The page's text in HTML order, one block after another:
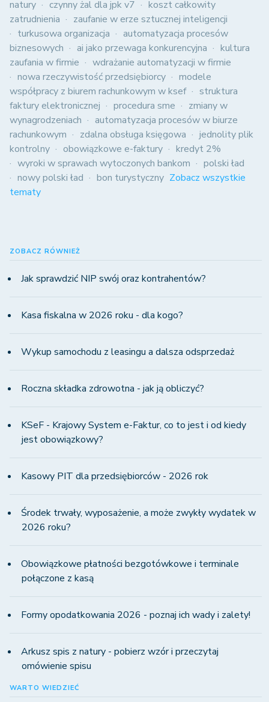
natury
czynny żal dla jpk v7
koszt całkowity
zatrudnienia
zaufanie w erze sztucznej inteligencji
turkusowa organizacja
automatyzacja procesów
biznesowych
ai jako przewaga konkurencyjna
kultura
zaufania w firmie
wdrażanie automatyzacji w firmie
nowa rzeczywistość przedsiębiorcy
modele
współpracy z biurem rachunkowym w ksef
struktura
faktury elektronicznej
procedura sme
zmiany w
wynagrodzeniach
automatyzacja procesów w biurze
rachunkowym
zdalna obsługa księgowa
jednolity plik
kontrolny
obowiązkowe e-faktury
kredyt 2%
wyroki w sprawach wytoczonych bankom
polski ład
nowy polski ład
bon turystyczny Zobacz wszystkie
tematy
ZOBACZ RÓWNIEŻ
Jak sprawdzić NIP swój oraz kontrahentów?
Kasa fiskalna w 2026 roku - dla kogo?
Wykup samochodu z leasingu a dalsza odsprzedaż
Roczna składka zdrowotna - jak ją obliczyć?
KSeF - Krajowy System e-Faktur, co to jest i od kiedy
jest obowiązkowy?
Kasowy PIT dla przedsiębiorców - 2026 rok
Środek trwały, wyposażenie, a może zwykły wydatek w
2026 roku?
Obowiązkowe płatności bezgotówkowe i terminale
połączone z kasą
Formy opodatkowania 2026 - poznaj ich wady i zalety!
Arkusz spis z natury - pobierz wzór i przeczytaj
omówienie spisu
WARTO WIEDZIEĆ